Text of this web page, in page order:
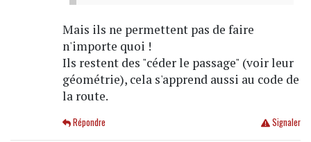
Mais ils ne permettent pas de faire
n'importe quoi !
Ils restent des "céder le passage" (voir leur
géométrie), cela s'apprend aussi au code de
la route.
Signaler
Répondre